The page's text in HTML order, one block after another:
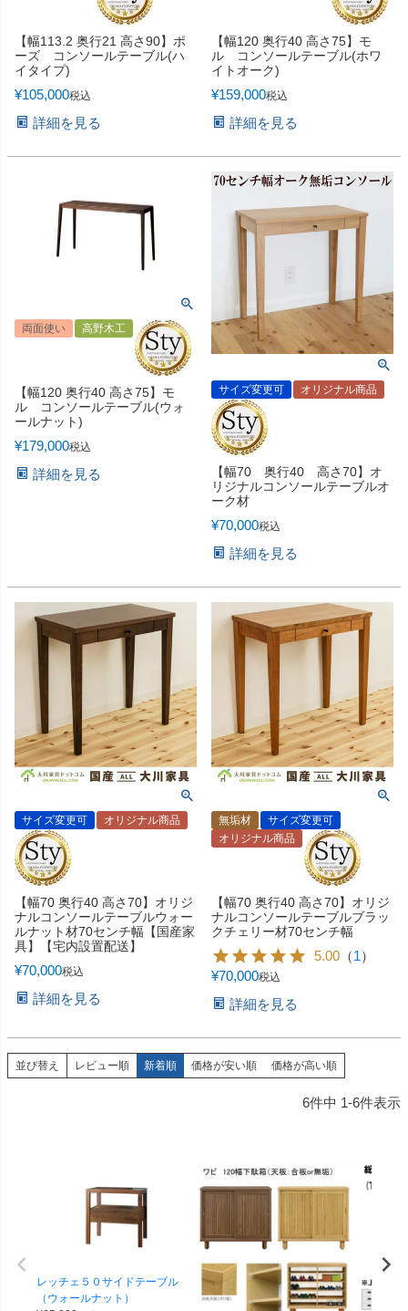
【幅113.2 奥行21 高さ90】ポ
ーズ コンソールテーブル(ハ
イタイプ)
¥105,000税込
詳細を見る
【幅120 奥行40 高さ75】モ
ル コンソールテーブル(ホワ
イトオーク)
¥159,000税込
詳細を見る
両面使い 高野木工
【幅120 奥行40 高さ75】モ
ル コンソールテーブル(ウォ
ールナット)
¥179,000税込
詳細を見る
サイズ変更可 オリジナル商品
【幅70 奥行40 高さ70】オ
リジナルコンソールテーブルオ
ーク材
¥70,000税込
詳細を見る
サイズ変更可 オリジナル商品
【幅70 奥行40 高さ70】オリジ
ナルコンソールテーブルウォー
ルナット材70センチ幅【国産家
具】【宅内設置配送】
¥70,000税込
詳細を見る
無垢材
サイズ変更可
オリジナル商品
【幅70 奥行40 高さ70】オリジ
ナルコンソールテーブルブラッ
クチェリー材70センチ幅
5.00 （1）
¥70,000税込
詳細を見る
並び替え レビュー順 新着順 価格が安い順 価格が高い順
6件中 1-6件表示
レッチェ５０サイドテーブル
（ウォールナット）